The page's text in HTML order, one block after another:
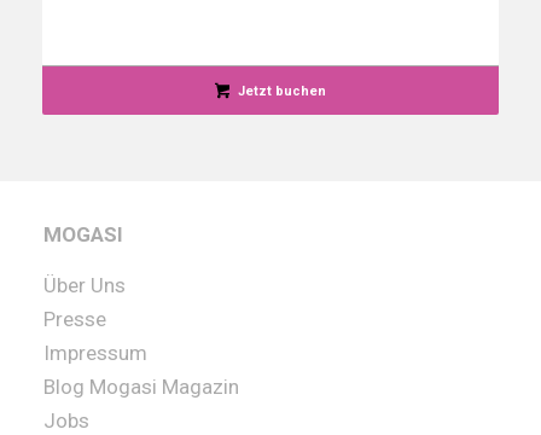
Jetzt buchen
MOGASI
Über Uns
Presse
Impressum
Blog Mogasi Magazin
Jobs